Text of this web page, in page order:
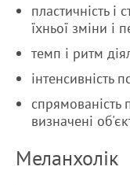
пластичність і
їхньої зміни і
темп і ритм
інтенсивність
спрямованість
визначені
Меланхолік